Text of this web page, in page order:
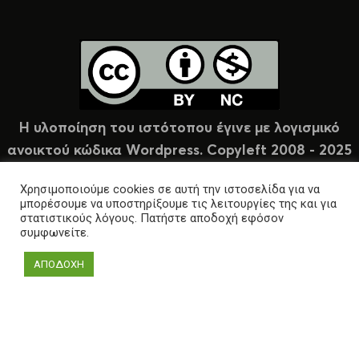
Η υλοποίηση του ιστότοπου έγινε με λογισμικό
ανοικτού κώδικα Wordpress. Copyleft 2008 - 2025
Χρησιμοποιούμε cookies σε αυτή την ιστοσελίδα για να
μπορέσουμε να υποστηρίξουμε τις λειτουργίες της και για
στατιστικούς λόγους. Πατήστε αποδοχή εφόσον
συμφωνείτε.
ΑΠΟΔΟΧΗ